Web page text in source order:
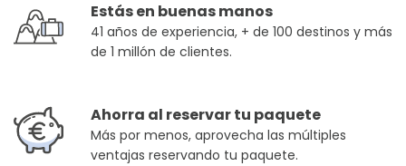
Estás en buenas manos
41 años de experiencia, + de 100 destinos y más
de 1 millón de clientes.
Ahorra al reservar tu paquete
Más por menos, aprovecha las múltiples
ventajas reservando tu paquete.